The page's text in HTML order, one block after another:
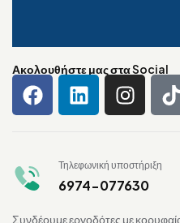
Ακολουθήστε μας στα Social
Τηλεφωνική υποστήριξη
6974-077630
Συνδέουμε εργοδότες με